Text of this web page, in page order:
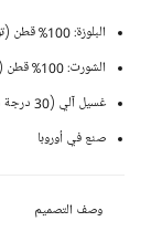
البلوزة: 100% قطن (تويل ناعم وخفيف)
الشورت: 100% قطن (مخمل ناعم)
غسيل آلي (30 درجة مئوية)
صنع في أوروبا
وصف التصميم